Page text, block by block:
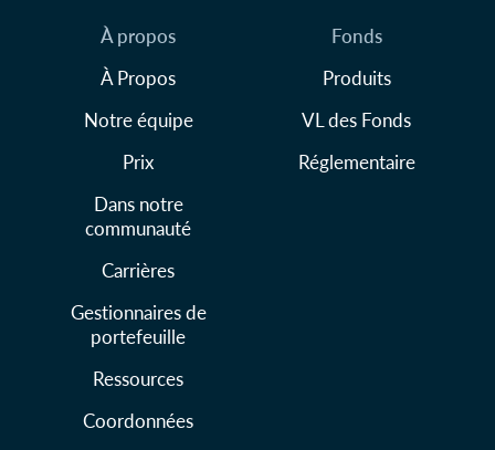
À propos
À Propos
Notre équipe
Prix
Dans notre
communauté
Carrières
Fonds
Produits
VL des Fonds
Réglementaire
Gestionnaires de
portefeuille
Ressources
Coordonnées